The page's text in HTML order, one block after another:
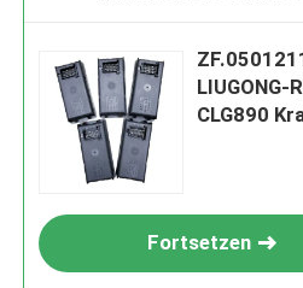
LIUGONG-
CLG890
Fortsetzen